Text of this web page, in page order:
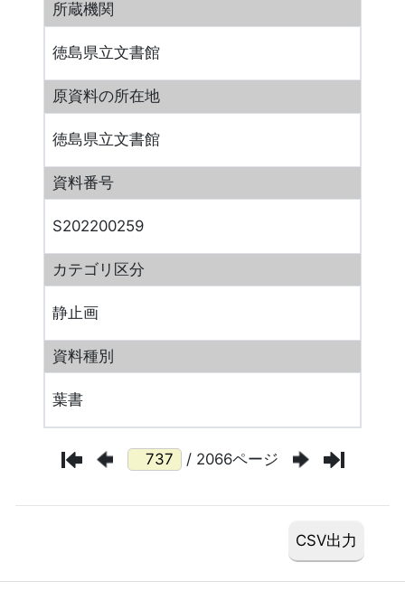
所蔵機関
徳島県立文書館
原資料の所在地
徳島県立文書館
資料番号
S202200259
カテゴリ区分
静止画
資料種別
葉書
/ 2066ページ